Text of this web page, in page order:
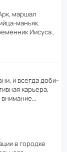
маршал
маньяк.
Иисуса…
и всегда доби­
карьера,
внимание…
в городке